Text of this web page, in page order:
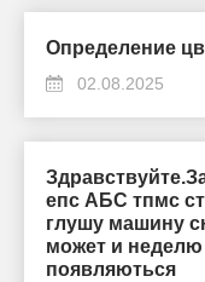
Определение
02.08.2025
епс АБС тпмс
глушу машину
может и неделю
появляються